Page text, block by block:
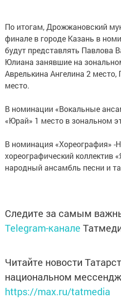
По итогам, Дрожжановский
финале в городе Казань в
будут представлять Павлова
Юлиана занявшие на
Аврелькина Ангелина 2
место.
В номинации «Вокальные
«Юрай» 1 место в зональном
В номинация «Хореография» -
хореографический коллектив
народный ансамбль песни и
Следите за самым
Telegram-канале
Читайте новости
национальном
https://max.ru/tatmedia